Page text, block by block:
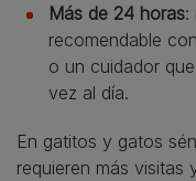
Más de 24 horas:
recomendable
o un cuidador
vez al día.
En gatitos y gatos
requieren más visitas